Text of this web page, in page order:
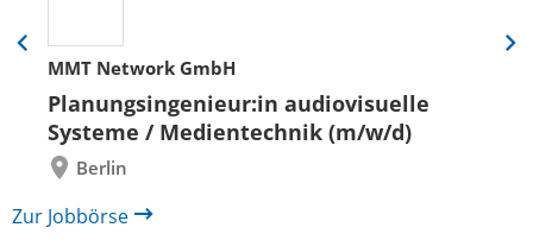
MMT Network GmbH
Planungsingenieur:in audiovisuelle
Systeme / Medientechnik (m/w/d)
Berlin
Eine
Folie
zurück
Eine
Zur Jobbörse